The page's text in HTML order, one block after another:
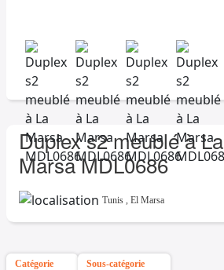
Duplex s2 meublé à La
Marsa MDL0686
Tunis , El Marsa
Catégorie Sous-catégorie